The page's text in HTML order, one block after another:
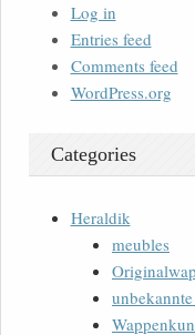
Log in
Entries feed
Comments feed
WordPress.org
Categories
Heraldik
meubles